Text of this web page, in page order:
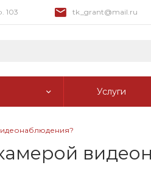
103 tk_grant@mail.ru
Услуги